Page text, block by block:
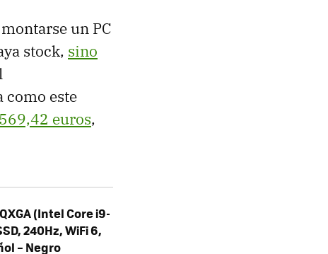
un PC
stock, sino
como este
euros,
(Intel Core i9-
240Hz, WiFi 6,
– Negro